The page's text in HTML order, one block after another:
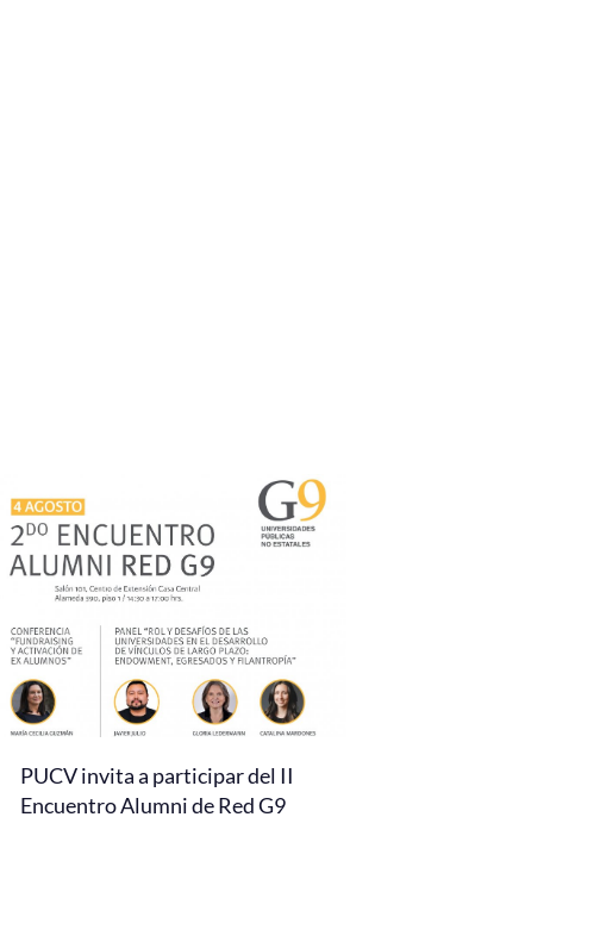
PUCV invita a participar del II
Encuentro Alumni de Red G9